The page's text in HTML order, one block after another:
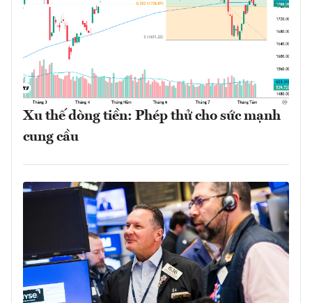
Xu thế dòng tiền: Phép thử cho sức mạnh
cung cầu